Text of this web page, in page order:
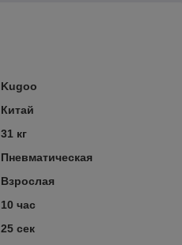
Kugoo
Китай
31 кг
Пневматическая
Взрослая
10 час
25 сек